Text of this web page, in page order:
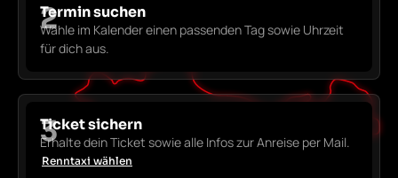
Termin suchen
Wähle im Kalender einen passenden Tag sowie Uhrzeit
für dich aus.
2
Ticket sichern
Erhalte dein Ticket sowie alle Infos zur Anreise per Mail.
Renntaxi wählen
3